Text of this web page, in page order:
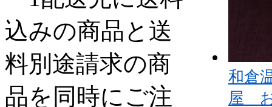
和倉
屋
込みの商品と送
料別途請求の商
品を同時にご注